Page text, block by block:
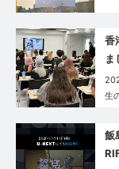
香
ま
生
飯